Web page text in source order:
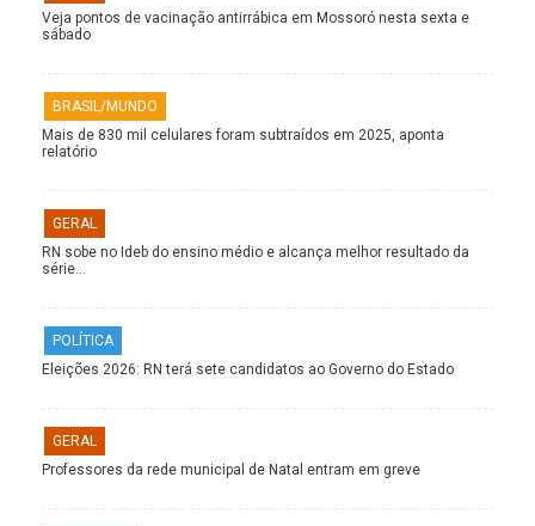
Veja pontos de vacinação antirrábica em Mossoró nesta sexta e
sábado
BRASIL/MUNDO
Mais de 830 mil celulares foram subtraídos em 2025, aponta
relatório
GERAL
RN sobe no Ideb do ensino médio e alcança melhor resultado da
série…
POLÍTICA
Eleições 2026: RN terá sete candidatos ao Governo do Estado
GERAL
Professores da rede municipal de Natal entram em greve